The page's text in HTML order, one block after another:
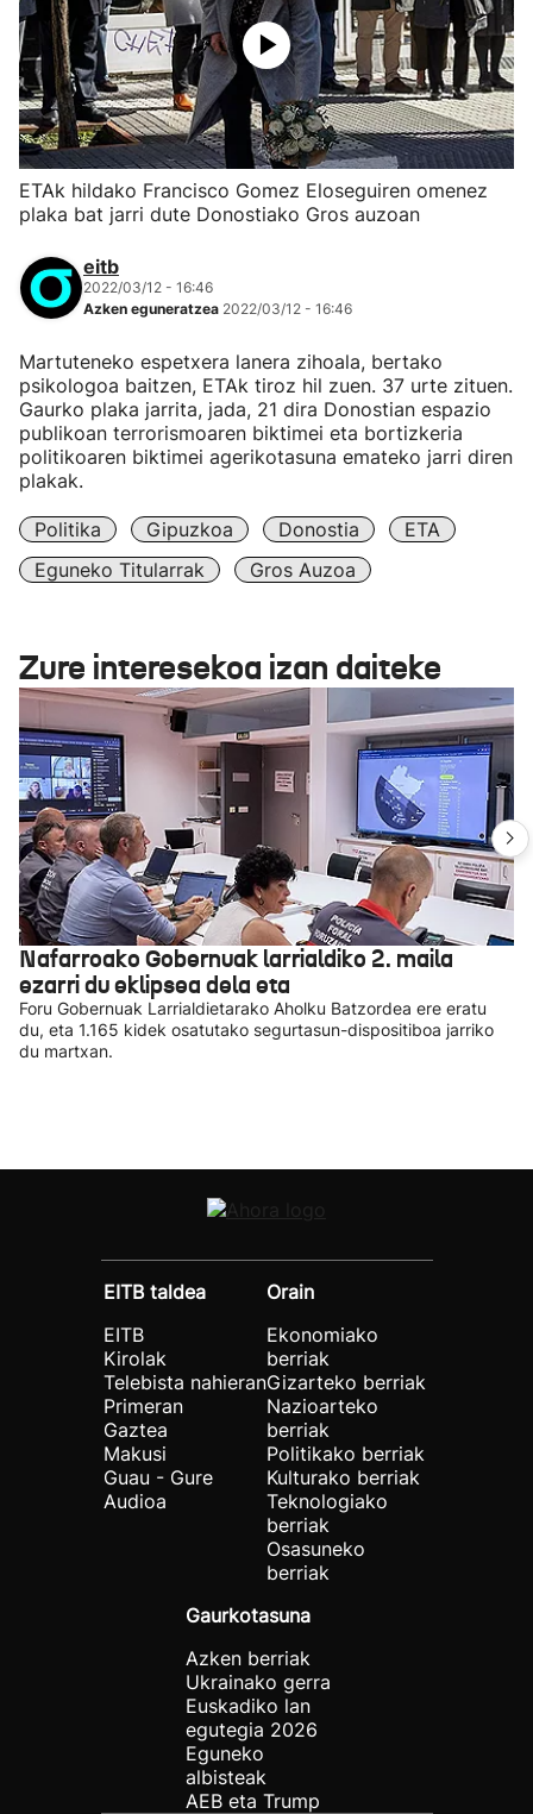
ETAk hildako Francisco Gomez Eloseguiren omenez
plaka bat jarri dute Donostiako Gros auzoan
eitb
2022/03/12 - 16:46
Azken eguneratzea 2022/03/12 - 16:46
Martuteneko espetxera lanera zihoala, bertako
psikologoa baitzen, ETAk tiroz hil zuen. 37 urte zituen.
Gaurko plaka jarrita, jada, 21 dira Donostian espazio
publikoan terrorismoaren biktimei eta bortizkeria
politikoaren biktimei agerikotasuna emateko jarri diren
plakak.
Politika Gipuzkoa Donostia
ETA
Eguneko Titularrak
Gros Auzoa
Zure interesekoa izan daiteke
Nafarroako Gobernuak larrialdiko 2. maila
ezarri du eklipsea dela eta
Foru Gobernuak Larrialdietarako Aholku Batzordea ere eratu
du, eta 1.165 kidek osatutako segurtasun-dispositiboa jarriko
du martxan.
EITB taldea
EITB
Kirolak
Telebista nahieran
Primeran
Gaztea
Makusi
Guau - Gure
Audioa
Orain
Ekonomiako
berriak
Gizarteko berriak
Nazioarteko
berriak
Politikako berriak
Kulturako berriak
Teknologiako
berriak
Osasuneko
berriak
Gaurkotasuna
Azken berriak
Ukrainako gerra
Euskadiko lan
egutegia 2026
Eguneko
albisteak
AEB eta Trump